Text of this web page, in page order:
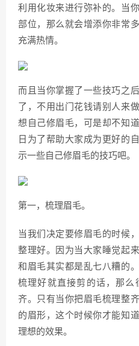
利用化妆来进行弥补的。当
部位，那么就会增添你非常
充满热情。
而且当你掌握了一些技巧之
了，不用出门花钱请别人来
想自己修眉毛，可是却不知
日为了帮助大家成为更好的
示一些自己修眉毛的技巧吧。
第一，梳理眉毛。
当我们决定要修眉毛的时候
整理好。因为当大家睡觉起
和眉毛其实都是乱七八糟的
梳理好就直接剪的话，那么
齐。只有当你把眉毛梳理整
的眉形，这个时候你才能知
理想的效果。